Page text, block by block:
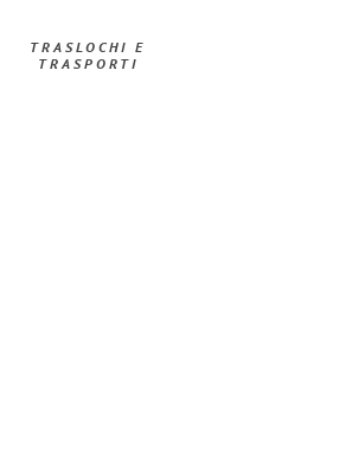
TRASLOCHI E
TRASPORTI​